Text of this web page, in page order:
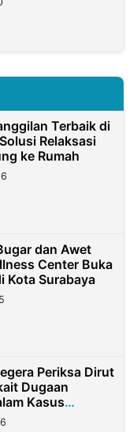
Terbaik di
Relaksasi
ke Rumah
dan Awet
Center Buka
Kota Surabaya
Periksa Dirut
Dugaan
Kasus
Nasabah Rp2,58